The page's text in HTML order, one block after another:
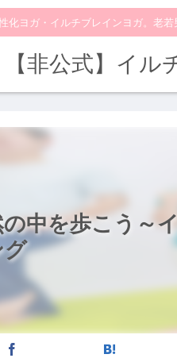
化ヨガ・イルチブレインヨガ。老
【非公式】イ
中を歩こう～
グ